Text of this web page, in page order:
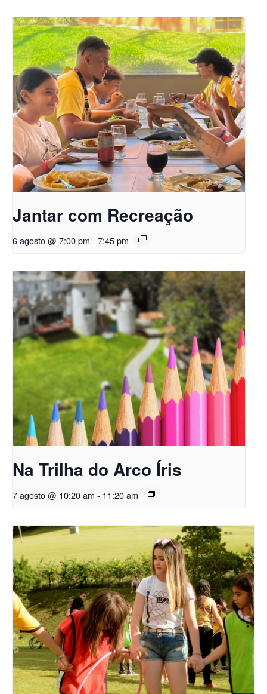
Jantar com Recreação
6 agosto @ 7:00 pm - 7:45 pm
Na Trilha do Arco Íris
7 agosto @ 10:20 am - 11:20 am